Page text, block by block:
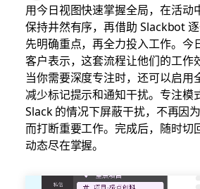
用今日视图快速掌握全局，在活动
保持井然有序，再借助 Slackbot 逐
先明确重点，再全力投入工作。今
客户表示，这套流程让他们的工作
当你需要深度专注时，还可以启用
减少标记提示和通知干扰。专注模
Slack 的情况下屏蔽干扰，不再因
而打断重要工作。完成后，随时切
动态尽在掌握。